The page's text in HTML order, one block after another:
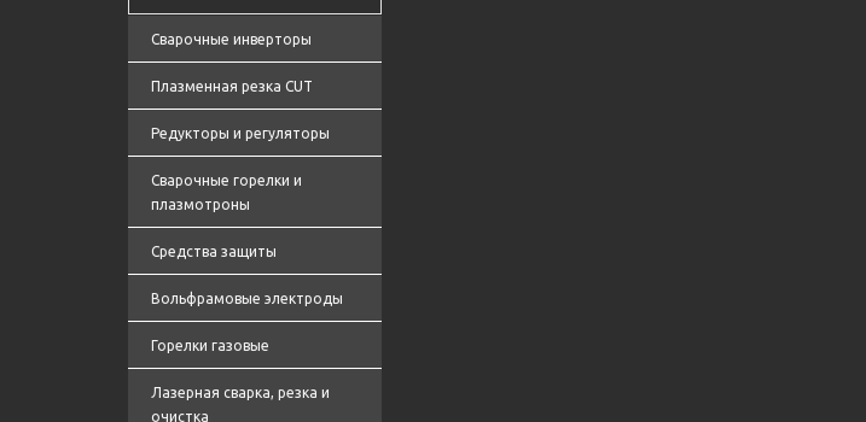
Сварочные инверторы
Плазменная резка CUT
Редукторы и регуляторы
Сварочные горелки и
плазмотроны
Средства защиты
Вольфрамовые электроды
Горелки газовые
Лазерная сварка, резка и
очистка